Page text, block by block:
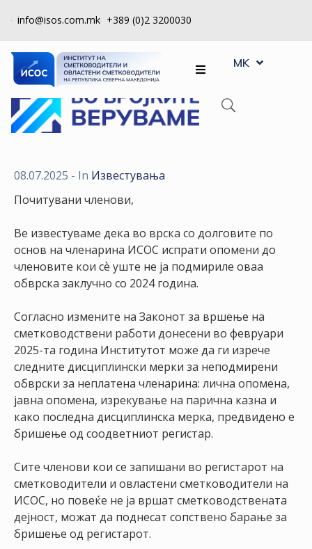
info@isos.com.mk +389 (0)2 3200030
ЗА
НАС
РЕГИСТРИ
КОНТРОЛА
КВАЛИТЕТ
КАКО
ДА
СТАНАМ
ЧЛЕН
НАСТАНИ
КОНТАКТ
НАЈАВА
ЗА
ЧЛЕНОВИ
ПОДАТОЦИ
MK
SQ
08.07.2025 - In Известувања
Почитувани членови,
Ве известуваме дека во врска со долговите по
основ на членарина ИСОС испрати опомени до
членовите кои сѐ уште не ја подмириле оваа
обврска заклучно со 2024 година.
Согласно измените на Законот за вршење на
сметководствени работи донесени во февруари
2025-та година Институтот може да ги изрече
следните дисциплински мерки за неподмирени
обврски за неплатена членарина: лична опомена,
јавна опомена, изрекување на парична казна и
како последна дисциплинска мерка, предвидено е
бришење од соодветниот регистар.
Сите членови кои се запишани во регистарот на
сметководители и овластени сметководители на
ИСОС, но повеќе не ја вршат сметководствената
дејност, можат да поднесат сопствено барање за
бришење од регистарот.